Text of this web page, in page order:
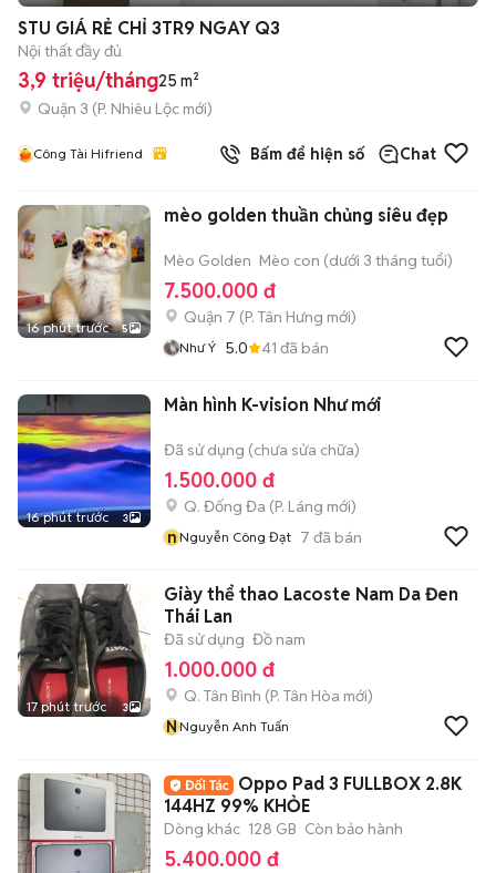
STU GIÁ RẺ CHỈ 3TR9 NGAY Q3
Nội thất đầy đủ
3,9 triệu/tháng25 m²
Quận 3 (P. Nhiêu Lộc mới)
Công Tài Hifriend Bấm để hiện số Chat
16 phút trước 5
mèo golden thuần chủng siêu đẹp
Mèo Golden Mèo con (dưới 3 tháng tuổi)
7.500.000 đ
Quận 7 (P. Tân Hưng mới)
Như Ý 5.0 41 đã bán
16 phút trước 3
Màn hình K-vision Như mới
Đã sử dụng (chưa sửa chữa)
1.500.000 đ
Q. Đống Đa (P. Láng mới)
nNguyễn Công Đạt 7 đã bán
17 phút trước 3
Giày thể thao Lacoste Nam Da Đen
Thái Lan
Đã sử dụng Đồ nam
1.000.000 đ
Q. Tân Bình (P. Tân Hòa mới)
NNguyễn Anh Tuấn
Oppo Pad 3 FULLBOX 2.8K
144HZ 99% KHỎE
Dòng khác 128 GB Còn bảo hành
5.400.000 đ